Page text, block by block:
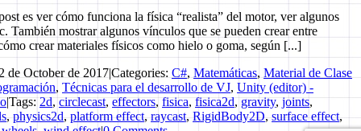
es ver cómo funciona la física “realista” del motor, ver algunos
También mostrar algunos vínculos que se pueden crear entre
crear materiales físicos como hielo o goma, según [...]
de October de 2017|Categories: C#, Matemáticas, Material de Clase
, Técnicas para el desarrollo de VJ, Unity (editor) -
|Tags: 2d, circlecast, effectors,fisica,fisica2d, gravity, joints,
, physics2d, platform effect, raycast, RigidBody2D, surface effect,